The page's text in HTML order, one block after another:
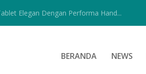
Elegan Dengan Performa Hand...
BERANDA NEWS